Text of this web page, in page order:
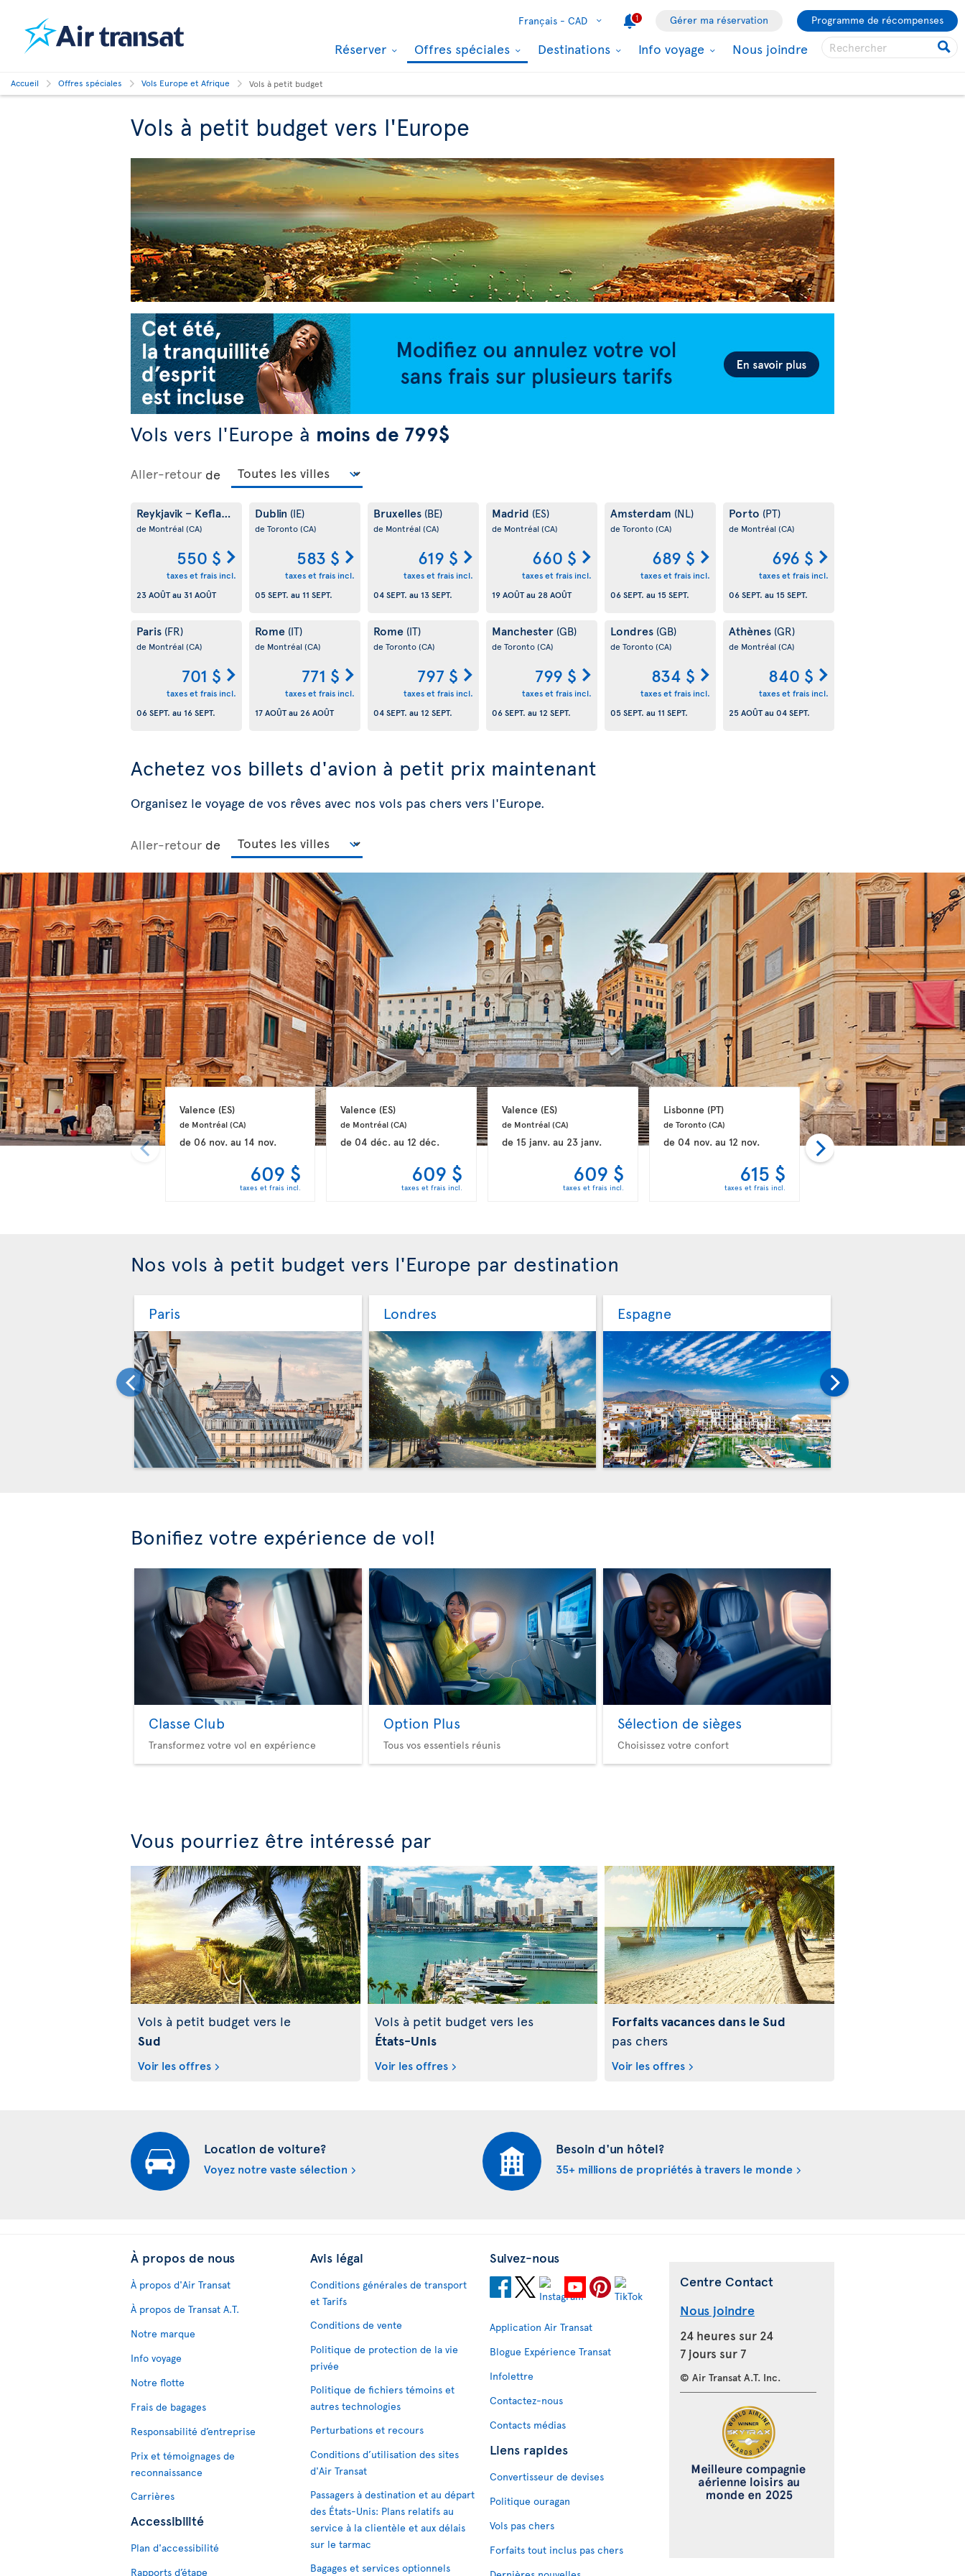
Français - CAD 1 Gérer ma réservation Programme de récompenses
Réserver Offres spéciales Destinations Info voyage Nous joindre
Accueil Offres spéciales Vols Europe et Afrique Vols à petit budget
Vols à petit budget vers l'Europe
Vols vers l'Europe à moins de 799$
Aller-retour de
Reykjavik – Keflavik
de Montréal (CA)
550 $
taxes et frais incl.
23 AOÛTau 31 AOÛT
Dublin (IE)
de Toronto(CA)
583 $
taxes et frais incl.
05 SEPT. au 11 SEPT.
Bruxelles (BE)
de Montréal (CA)
619 $
taxes et frais incl.
04 SEPT. au 13 SEPT.
Madrid (ES)
de Montréal (CA)
660 $
taxes et frais incl.
19 AOÛTau 28 AOÛT
Amsterdam (NL)
de Toronto(CA)
689 $
taxes et frais incl.
06 SEPT. au 15 SEPT.
Porto (PT)
de Montréal (CA)
696 $
taxes et frais incl.
06 SEPT. au 15 SEPT.
Paris (FR)
de Montréal (CA)
701 $
taxes et frais incl.
06 SEPT. au 16 SEPT.
Rome (IT)
de Montréal (CA)
771 $
taxes et frais incl.
17 AOÛTau 26 AOÛT
Rome (IT)
de Toronto(CA)
797 $
taxes et frais incl.
04 SEPT. au 12 SEPT.
Manchester (GB)
de Toronto(CA)
799 $
taxes et frais incl.
06 SEPT. au 12 SEPT.
Londres (GB)
de Toronto(CA)
834 $
taxes et frais incl.
05 SEPT. au 11 SEPT.
Athènes (GR)
de Montréal (CA)
840 $
taxes et frais incl.
25 AOÛTau 04 SEPT.
Achetez vos billets d'avion à petit prix maintenant
Organisez le voyage de vos rêves avec nos vols pas chers vers l'Europe.
Aller-retour de
Valence (ES)
de Montréal (CA)
de 06 nov.au 14 nov.
609 $
taxes et frais incl.
Valence (ES)
de Montréal (CA)
de 04 déc. au 12 déc.
609 $
taxes et frais incl.
Valence (ES)
de Montréal (CA)
de 15 janv. au 23 janv.
609 $
taxes et frais incl.
Lisbonne (PT)
de Toronto (CA)
de 04 nov. au 12 nov.
615 $
taxes et frais incl.
Lisbonne (PT)
de Toronto (CA)
de02 déc.au10 déc.
Nos vols à petit budget vers l'Europe par destination
Paris Londres Espagne
Bonifiez votre expérience de vol!
Classe Club
Transformez votre vol en expérience
Option Plus
Tous vos essentiels réunis
Sélection de sièges
Choisissez votre confort
Vous pourriez être intéressé par
Vols à petit budget vers le
Sud
Voir les offres
Vols à petit budget vers les
États-Unis
Voir les offres
Forfaits vacances dans le Sud
pas chers
Voir les offres
Location de voiture?
Voyez notre vaste sélection
Besoin d'un hôtel?
35+ millions de propriétés à travers le monde
À propos de nous
À propos d'Air Transat
À propos de Transat A.T.
Notre marque
Info voyage
Notre flotte
Frais de bagages
Responsabilité d’entreprise
Prix et témoignages de
reconnaissance
Carrières
Accessibilité
Plan d'accessibilité
Rapports d’étape
Avis légal
Conditions générales de transport
et Tarifs
Conditions de vente
Politique de protection de la vie
privée
Politique de fichiers témoins et
autres technologies
Perturbations et recours
Conditions d’utilisation des sites
d'Air Transat
Passagers à destination et au départ
des États-Unis: Plans relatifs au
service à la clientèle et aux délais
sur le tarmac
Bagages et services optionnels
Suivez-nous
Application Air Transat
Blogue Expérience Transat
Infolettre
Contactez-nous
Contacts médias
Liens rapides
Convertisseur de devises
Politique ouragan
Vols pas chers
Forfaits tout inclus pas chers
Centre Contact
Nous joindre
24 heures sur 24
7 jours sur 7
© Air Transat A.T. Inc.